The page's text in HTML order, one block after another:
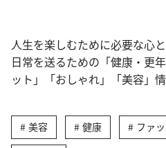
人生を楽しむために必要な心
日常を送るための「健康・更
ット」「おしゃれ」「美容」
美容 健康 ファ